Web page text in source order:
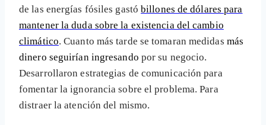
de las energías fósiles gastóbillones de dólares para
mantener la duda sobre la existencia del cambio
climático. Cuanto más tarde se tomaran medidas más
dinero seguirían ingresando por su negocio.
Desarrollaron estrategias de comunicación para
fomentar la ignorancia sobre el problema. Para
distraer la atención del mismo.